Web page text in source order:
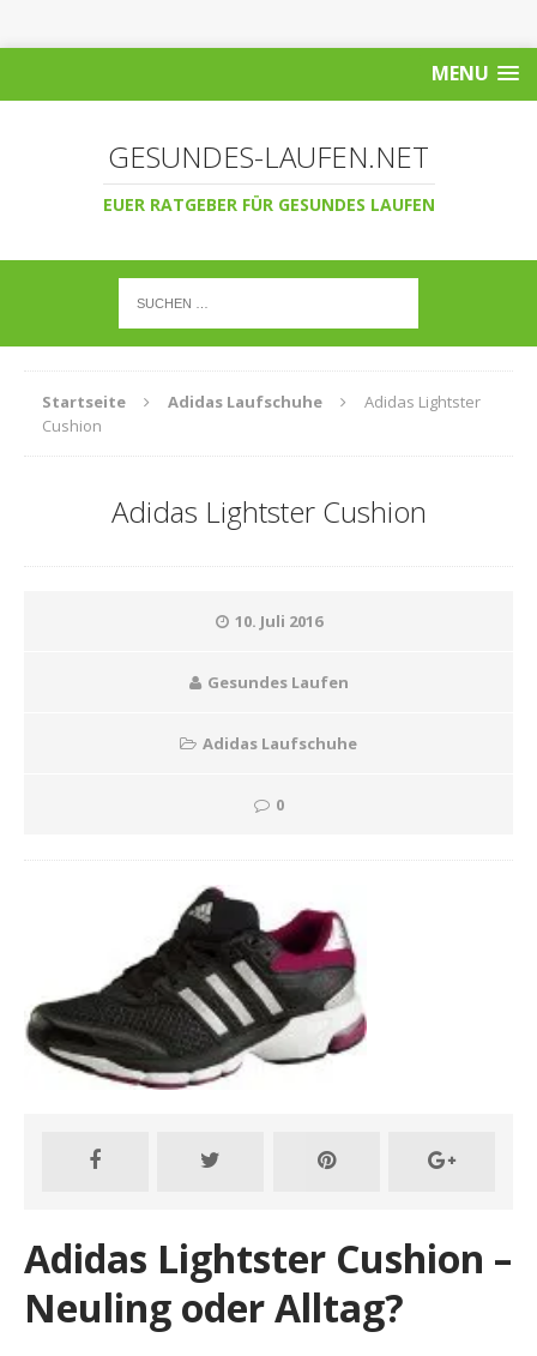
MENU
GESUNDES-LAUFEN.NET
EUER RATGEBER FÜR GESUNDES LAUFEN
Startseite Adidas Laufschuhe
Adidas Lightster
Cushion
Adidas Lightster Cushion
10. Juli 2016
Gesundes Laufen
Adidas Laufschuhe
0
Adidas Lightster Cushion –
Neuling oder Alltag?